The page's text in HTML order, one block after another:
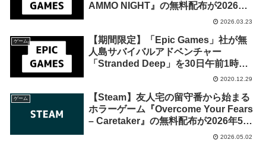
AMMO NIGHT』の無料配布が2026年3
月29日午後7時までの期間限定で開始
2026.03.23
ゲーム
【期間限定】「Epic Games」社が無
人島サバイバルアドベンチャー
「Stranded Deep」を30日午前1時ま
での24時間限定で無料配布を開始！
2020.12.29
ゲーム
【Steam】友人宅の留守番から始まる
ホラーゲーム『Overcome Your Fears
– Caretaker』の無料配布が2026年5月
8日午前0時までの期間限定で開始2026.05.02